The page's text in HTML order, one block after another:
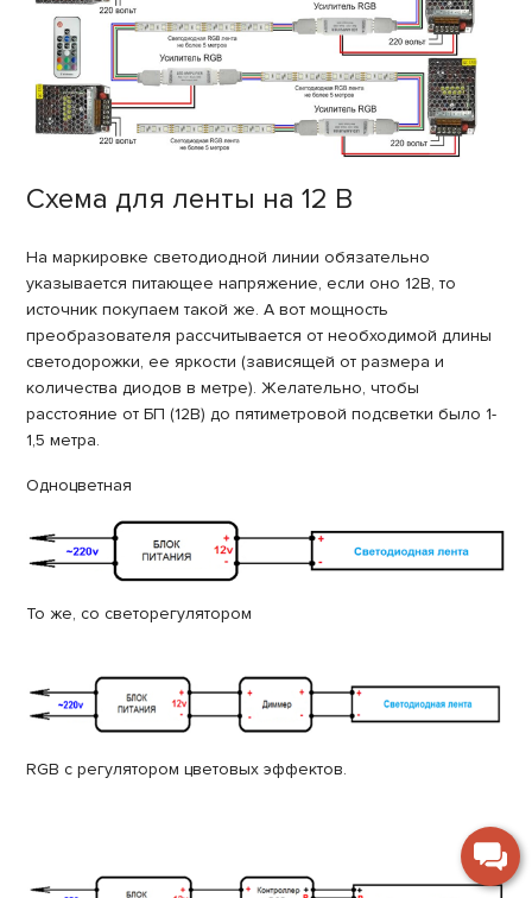
Схема для ленты на 12 В
На маркировке светодиодной линии обязательно
указывается питающее напряжение, если оно 12В, то
источник покупаем такой же. А вот мощность
преобразователя рассчитывается от необходимой длины
светодорожки, ее яркости (зависящей от размера и
количества диодов в метре). Желательно, чтобы
расстояние от БП (12В) до пятиметровой подсветки было 1-
1,5 метра.
Одноцветная
То же, со светорегулятором
RGB с регулятором цветовых эффектов.